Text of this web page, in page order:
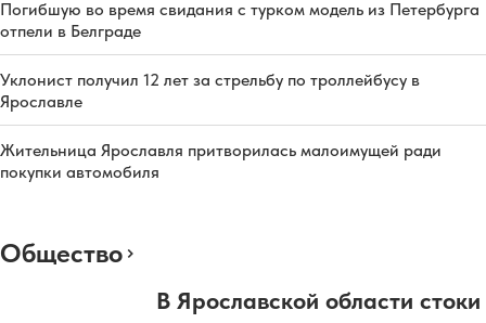
Погибшую во время свидания с турком модель из Петербурга
отпели в Белграде
Уклонист получил 12 лет за стрельбу по троллейбусу в
Ярославле
Жительница Ярославля притворилась малоимущей ради
покупки автомобиля
Общество
В Ярославской области стоки